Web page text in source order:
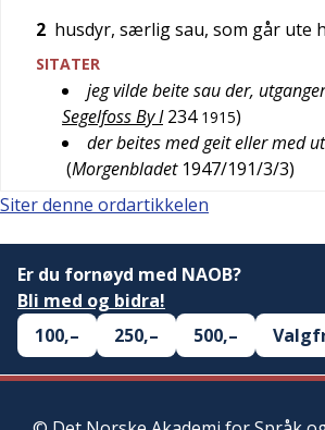
2 husdyr, særlig sau, som går ute
SITATER
jeg vilde beite sau der,
Segelfoss By I 234 1915)
der beites med geit eller med
(Morgenbladet 1947/191/3/3)
Siter denne ordartikkelen
Er du fornøyd med NAOB?
Bli med og bidra!
100,–
250,– 500,–